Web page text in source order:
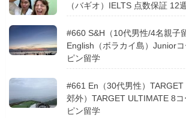
（バギオ）IELTS 点数保証 12
#660 S&H（10代男性/4名親子
English（ボラカイ島）Junior
ピン留学
#661 En（30代男性）TARGET
郊外）TARGET ULTIMATE 8
ピン留学